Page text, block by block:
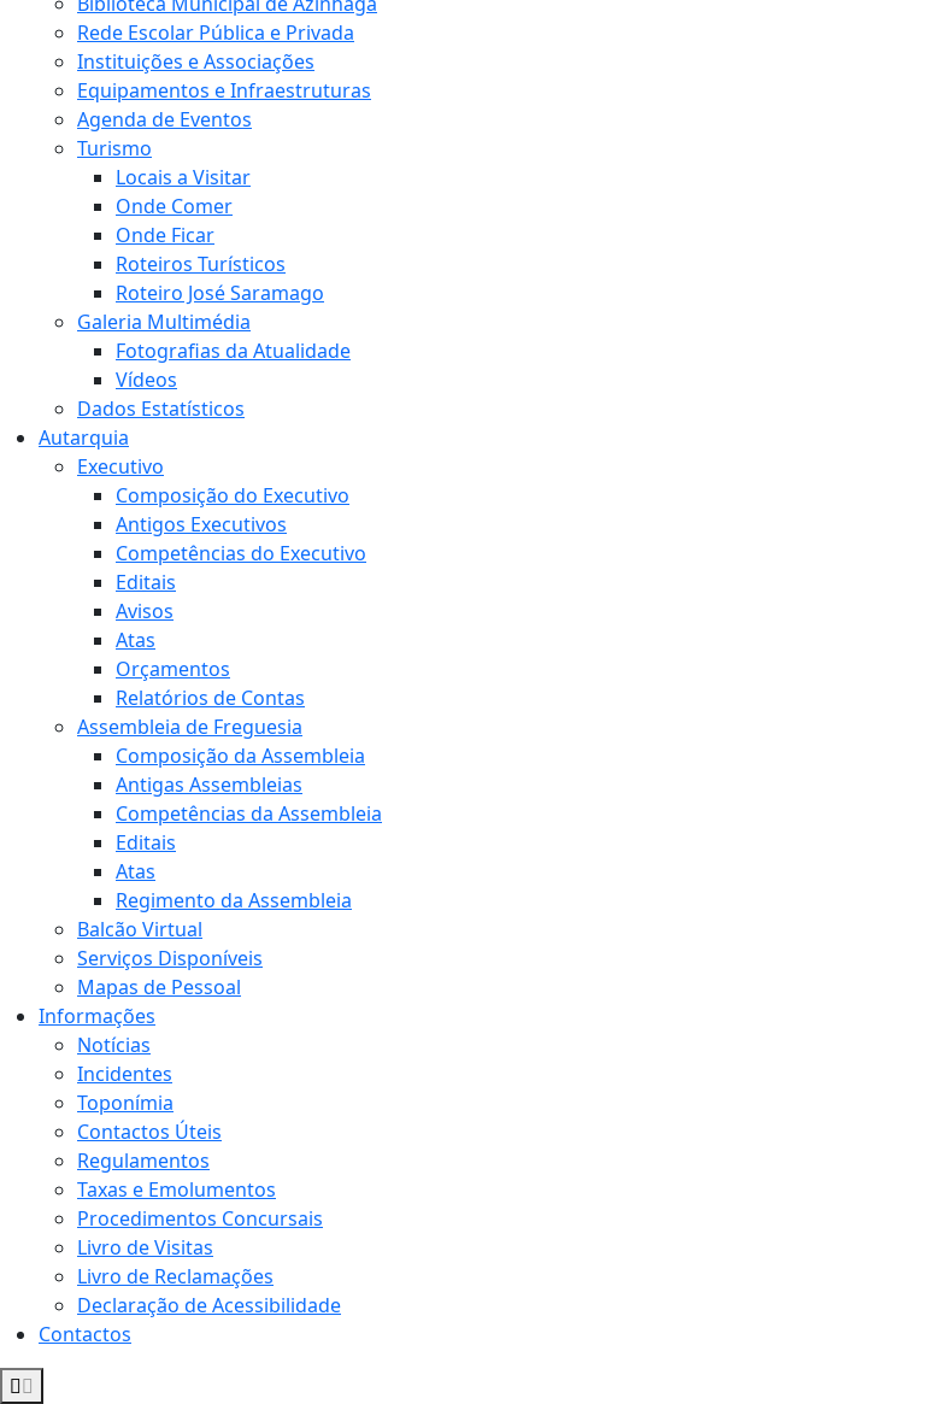
Rede Escolar Pública e Privada
Instituições e Associações
Equipamentos e Infraestruturas
Agenda de Eventos
Turismo
Locais a Visitar
Onde Comer
Onde Ficar
Roteiros Turísticos
Roteiro José Saramago
Galeria Multimédia
Fotografias da Atualidade
Vídeos
Dados Estatísticos
Autarquia
Executivo
Composição do Executivo
Antigos Executivos
Competências do Executivo
Editais
Avisos
Atas
Orçamentos
Relatórios de Contas
Assembleia de Freguesia
Composição da Assembleia
Antigas Assembleias
Competências da Assembleia
Editais
Atas
Regimento da Assembleia
Balcão Virtual
Serviços Disponíveis
Mapas de Pessoal
Informações
Notícias
Incidentes
Toponímia
Contactos Úteis
Regulamentos
Taxas e Emolumentos
Procedimentos Concursais
Livro de Visitas
Livro de Reclamações
Declaração de Acessibilidade
Contactos